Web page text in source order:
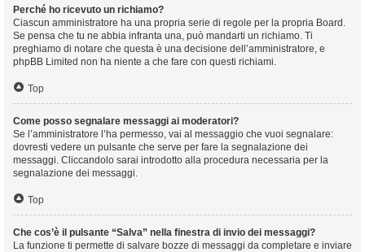
Perché ho ricevuto un richiamo?
Ciascun amministratore ha una propria serie di regole per la propria Board.
Se pensa che tu ne abbia infranta una, può mandarti un richiamo. Ti
preghiamo di notare che questa è una decisione dell’amministratore, e
phpBB Limited non ha niente a che fare con questi richiami.
Top
Come posso segnalare messaggi ai moderatori?
Se l’amministratore l’ha permesso, vai al messaggio che vuoi segnalare:
dovresti vedere un pulsante che serve per fare la segnalazione dei
messaggi. Cliccandolo sarai introdotto alla procedura necessaria per la
segnalazione dei messaggi.
Top
Che cos’è il pulsante “Salva” nella finestra di invio dei messaggi?
La funzione ti permette di salvare bozze di messaggi da completare e inviare